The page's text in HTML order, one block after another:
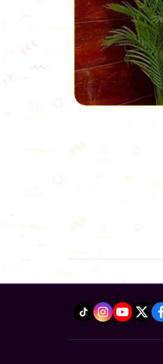
facebook
twitter
youtube
instagram
tiktok